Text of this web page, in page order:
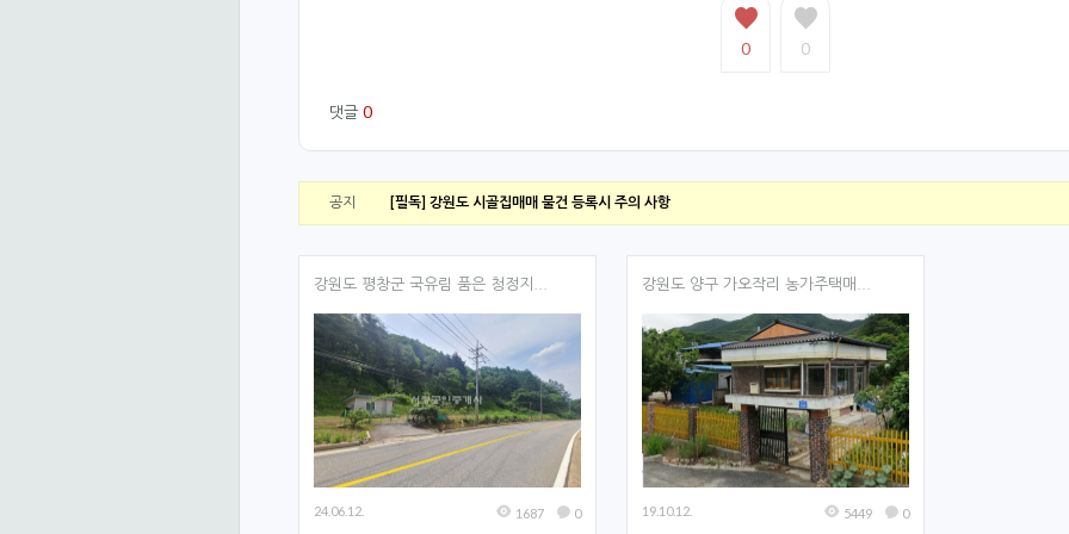
가로 이미지 개수
썸네일 가로 대비 세로 비율
(%)
제목 글자 수
이미지가 없을 때
비밀 글일 때
목록에 프로필 사진
4. 글 읽기 화면
0 0
댓글 0
공지 [필독] 강원도 시골집매매 물건 등록시 주의 사항
강원도 평창군 국유림 품은 청정지...
24.06.12. 1687 0
강원도 양구 가오작리 농가주택매...
19.10.12. 5449 0